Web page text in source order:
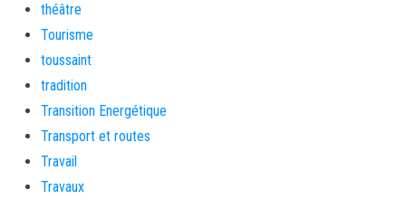
théâtre
Tourisme
toussaint
tradition
Transition Energétique
Transport et routes
Travail
Travaux